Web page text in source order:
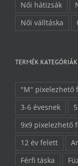
Női hátizsák
Női válltáska
TERMÉK KATEGÓRIÁK
"M" pixelezhető
3-6 évesnek
9x9 pixelezhető
12 év felett
Férfi táska